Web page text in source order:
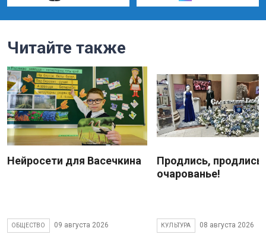
Читайте также
Нейросети для Васечкина
ОБЩЕСТВО 09 августа 2026
Продлись, продлись
очарованье!
КУЛЬТУРА 08 августа 2026